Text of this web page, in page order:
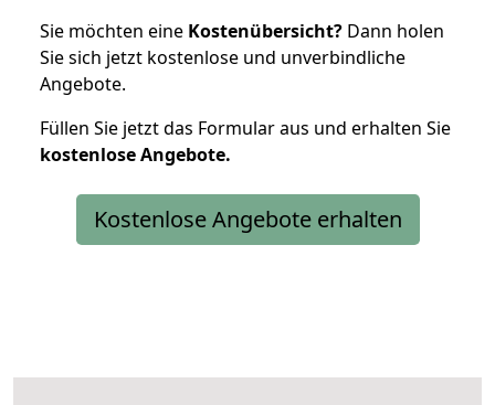
Sie möchten eine Kostenübersicht? Dann holen
Sie sich jetzt kostenlose und unverbindliche
Angebote.
Füllen Sie jetzt das Formular aus und erhalten Sie
kostenloseAngebote.
Kostenlose Angebote erhalten